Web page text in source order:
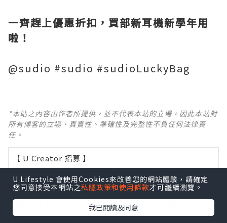
一齊趕上優惠折扣，買部新耳機新學年用
啦！
@sudio #sudio #sudioLuckyBag
*本站之內容由作者所提供，並不代表本站的立場。因此本站對
所有博客的立場、真實性、準確性及完整性不負任何法律責
任。
【 U Creator 招募 】
出Post賺現金獎賞 l登記《社群創作有價企劃》
【 睇Post + 參加品牌活動 】
瀏覽更多社群
丶旅遊丶美食丶
攻略及活動情報
U Lifestyle 會使用Cookies來改善您的網站體驗，請確定
您同意接受本網站之私隱政策和使用條款才可繼續瀏覽。
我已閱讀及同意